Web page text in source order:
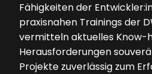
Fähigkeiten der
praxisnahen Trainings der
vermitteln aktuelles Know-
Herausforderungen
Projekte zuverlässig zum